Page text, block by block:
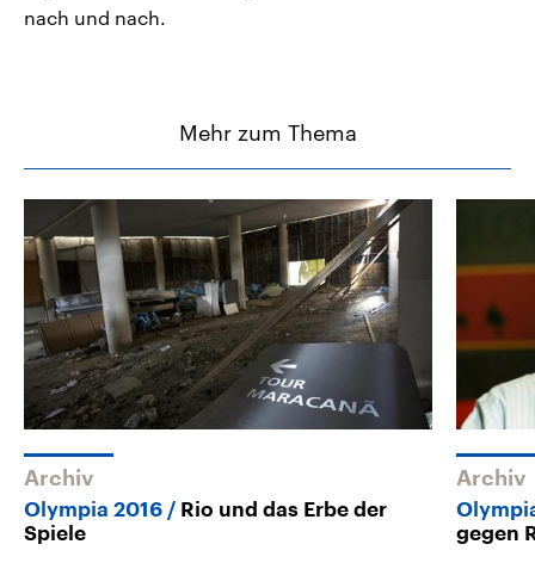
nach und nach.
Mehr zum Thema
Archiv
Olympia 2016
Rio und das Erbe der
Spiele
Archiv
gegen